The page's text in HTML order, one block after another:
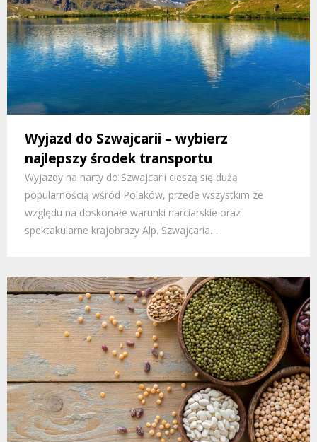
Wyjazd do Szwajcarii – wybierz
najlepszy środek transportu
Wyjazdy na narty do Szwajcarii cieszą się dużą
popularnością wśród Polaków, przede wszystkim ze
względu na doskonałe warunki narciarskie oraz
spektakularne krajobrazy Alp. Szwajcaria…